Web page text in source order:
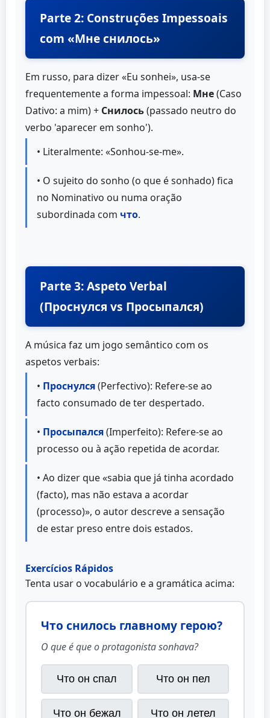
Parte 2: Construções Impessoais
com «Мне снилось»
Em russo, para dizer «Eu sonhei», usa-se
frequentemente a forma impessoal: Мне(Caso
Dativo: a mim) + Снилось(passado neutro do
verbo 'aparecer em sonho').
• Literalmente: «Sonhou-se-me».
• O sujeito do sonho (o que é sonhado) fica
no Nominativo ou numa oração
subordinada com что.
Parte 3: Aspeto Verbal
(Проснулся vs Просыпался)
A música faz um jogo semântico com os
aspetos verbais:
• Проснулся(Perfectivo): Refere-se ao
facto consumado de ter despertado.
• Просыпался(Imperfeito): Refere-se ao
processo ou à ação repetida de acordar.
• Ao dizer que «sabia que já tinha acordado
(facto), mas não estava a acordar
(processo)», o autor descreve a sensação
de estar preso entre dois estados.
Exercícios Rápidos
Tenta usar o vocabulário e a gramática acima:
Что снилось главному герою?
O que é que o protagonista sonhava?
Что он спал Что он пел
Что он бежал Что он летел